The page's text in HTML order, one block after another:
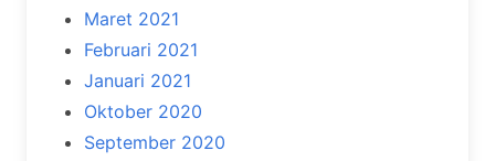
Maret 2021
Februari 2021
Januari 2021
Oktober 2020
September 2020